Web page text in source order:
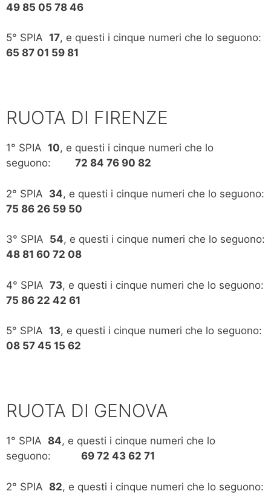
49 85 05 78 46
5° SPIA 17, e questi i cinque numeri che lo seguono:
65 87 01 59 81
RUOTA DI FIRENZE
1° SPIA 10, e questi i cinque numeri che lo
seguono: 72 84 76 90 82
2° SPIA 34, e questi i cinque numeri che lo seguono:
75 86 26 59 50
3° SPIA 54, e questi i cinque numeri che lo seguono:
48 81 60 72 08
4° SPIA 73, e questi i cinque numeri che lo seguono:
75 86 22 42 61
5° SPIA 13, e questi i cinque numeri che lo seguono:
08 57 45 15 62
RUOTA DI GENOVA
1° SPIA 84, e questi i cinque numeri che lo
seguono: 69 72 43 62 71
2° SPIA 82, e questi i cinque numeri che lo seguono: